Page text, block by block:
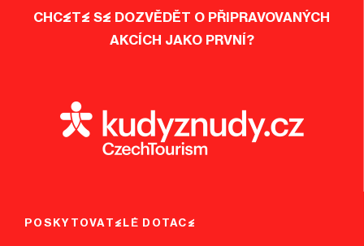
CHCETE SE DOZVĚDĚT O PŘIPRAVOVANÝCH
AKCÍCH JAKO PRVNÍ?
POSKYTOVATELÉ DOTACE